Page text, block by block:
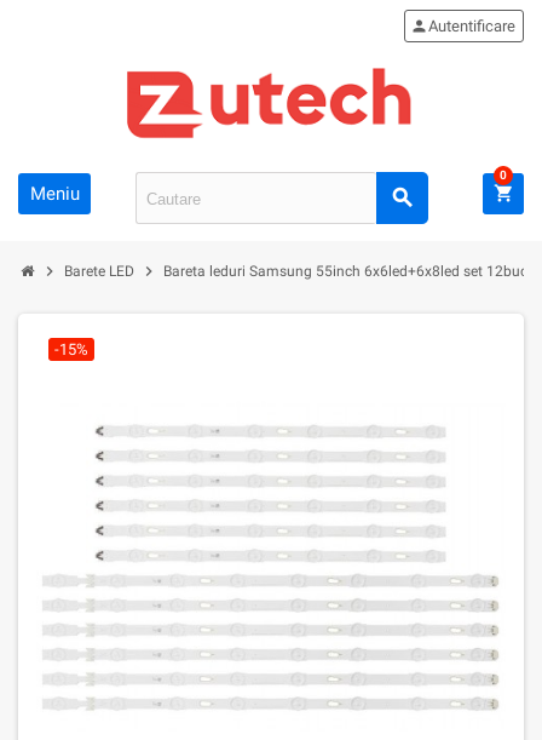
Meniu search
personAutentificare
shopping_cart
0
chevron_right Barete LED chevron_right Bareta leduri Samsung 55inch 6x6led+6x8led set 12buc
-15%